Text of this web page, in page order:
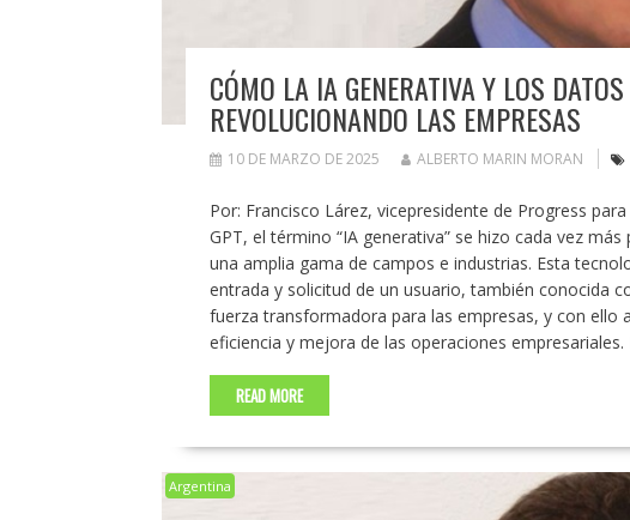
CÓMO LA IA GENERATIVA Y LOS
REVOLUCIONANDO LAS EMPRESAS
10 DE MARZO DE 2025 ALBERTO MARIN MORAN
Por: Francisco Lárez, vicepresidente de Progress
GPT, el término “IA generativa” se hizo cada vez
una amplia gama de campos e industrias. Esta
entrada y solicitud de un usuario, también conocida
fuerza transformadora para las empresas, y con ello
eficiencia y mejora de las operaciones
READ MORE
Argentina